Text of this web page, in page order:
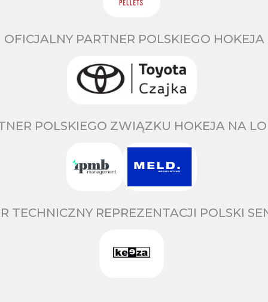
OFICJALNY PARTNER POLSKIEGO HOKEJA
POLSKIEGO ZWIĄZKU HOKEJA NA
TECHNICZNY REPREZENTACJI POLSKI